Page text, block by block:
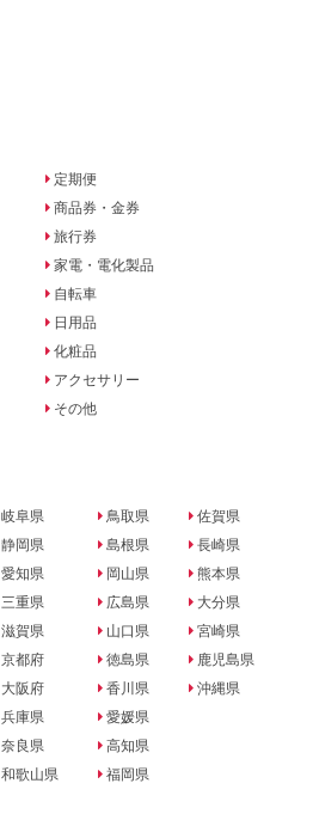
定期便
商品券・金券
旅行券
家電・電化製品
自転車
日用品
化粧品
アクセサリー
その他
岐阜県
静岡県
愛知県
三重県
滋賀県
京都府
大阪府
兵庫県
奈良県
和歌山県
鳥取県
島根県
岡山県
広島県
山口県
徳島県
香川県
愛媛県
高知県
福岡県
佐賀県
長崎県
熊本県
大分県
宮崎県
鹿児島県
沖縄県